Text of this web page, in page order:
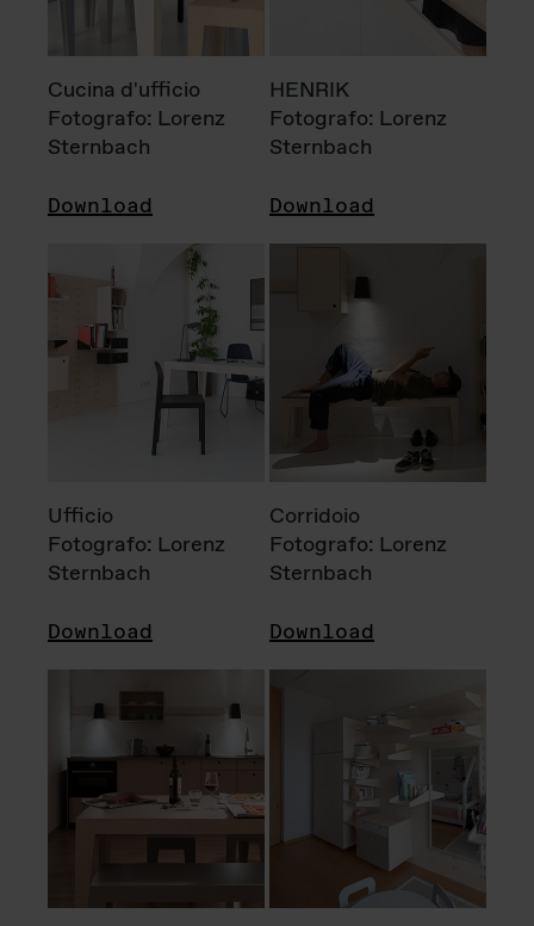
Cucina d'ufficio
Fotografo: Lorenz
Sternbach
Download
HENRIK
Fotografo: Lorenz
Sternbach
Download
Ufficio
Fotografo: Lorenz
Sternbach
Download
Corridoio
Fotografo: Lorenz
Sternbach
Download